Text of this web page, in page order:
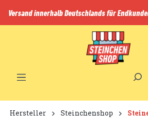
springen
Versand innerhalb Deutschlands für
Hersteller Steinchenshop